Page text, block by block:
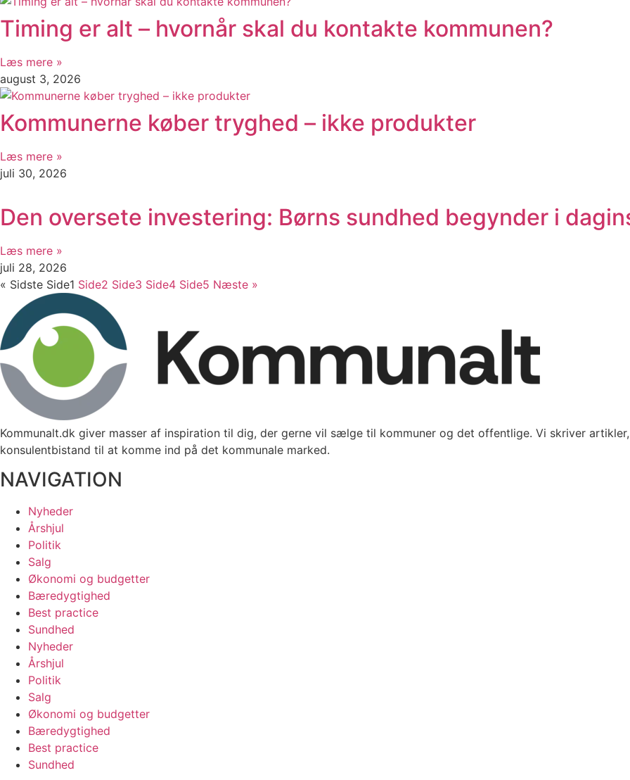
Timing er alt – hvornår skal du kontakte kommunen?
Læs mere »
august 3, 2026
Kommunerne køber tryghed – ikke produkter
Læs mere »
juli 30, 2026
Den oversete investering: Børns sundhed begynder i
Læs mere »
juli 28, 2026
« Sidste Side1 Side2 Side3 Side4 Side5 Næste »
Kommunalt.dk giver masser af inspiration til dig, der gerne vil sælge til kommuner og det offentlige. Vi skriver
konsulentbistand til at komme ind på det kommunale marked.
NAVIGATION
Nyheder
Årshjul
Politik
Salg
Økonomi og budgetter
Bæredygtighed
Best practice
Sundhed
Nyheder
Årshjul
Politik
Salg
Økonomi og budgetter
Bæredygtighed
Best practice
Sundhed